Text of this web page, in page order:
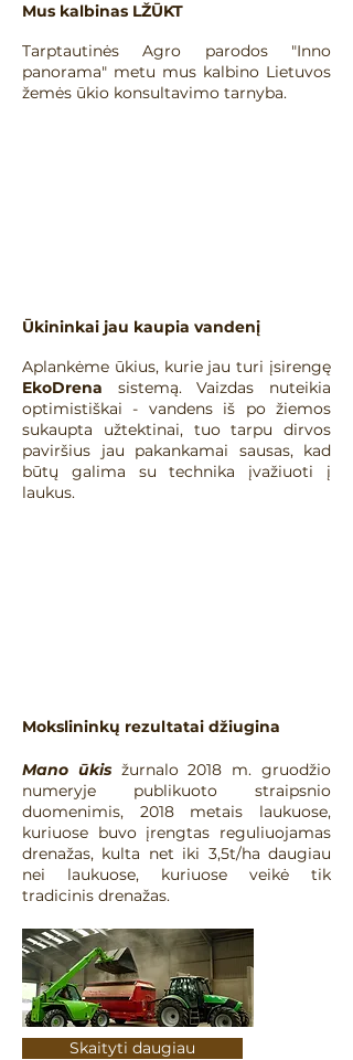
Mus kalbinas LŽŪKT
​Tarptautinės Agro parodos "Inno
panorama" metu mus kalbino Lietuvos
žemės ūkio konsultavimo tarnyba.
Ūkininkai jau kaupia vandenį
​Aplankėme ūkius, kurie jau turi įsirengę
EkoDrena sistemą. Vaizdas nuteikia
optimistiškai - vandens iš po žiemos
sukaupta užtektinai, tuo tarpu dirvos
paviršius jau pakankamai sausas, kad
būtų galima su technika įvažiuoti į
laukus.
Mokslininkų rezultatai džiugina
Mano ūkisžurnalo 2018 m. gruodžio
numeryje publikuoto straipsnio
duomenimis, 2018 metais laukuose,
kuriuose buvo įrengtas reguliuojamas
drenažas, kulta net iki 3,5t/ha daugiau
nei laukuose, kuriuose veikė tik
tradicinis drenažas.
Skaityti daugiau